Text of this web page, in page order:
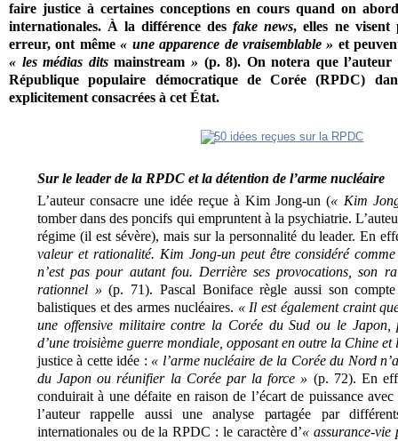
faire justice à certaines conceptions en cours quand on
internationales. À la différence desfake news, elles ne
erreur, ont même« une apparence de vraisemblable » et
« les médias ditsmainstream » (p. 8). On notera que
République populaire démocratique de Corée (RPDC)
explicitement consacrées à cet État.
Sur le leader de la RPDC et la détention de l’arme nucléaire
L’auteur consacre une idée reçue à Kim Jong-un (« Kim
tomber dans des poncifs qui empruntent à la psychiatrie.
régime (il est sévère), mais sur la personnalité du leader. En
valeur et rationalité. Kim Jong-un peut être considéré
n’est pas pour autant fou. Derrière ses provocations, son
rationnel »(p. 71). Pascal Boniface règle aussi son
balistiques et des armes nucléaires. « Il est également craint
une offensive militaire contre la Corée du Sud ou le Japon,
d’une troisième guerre mondiale, opposant en outre la Chine et
justice à cette idée : « l’arme nucléaire de la Corée du Nord
du Japon ou réunifier la Corée par la force » (p. 72). En
conduirait à une défaite en raison de l’écart de puissance
l’auteur rappelle aussi une analyse partagée par
internationales ou de la RPDC : le caractère d’« assurance-vie